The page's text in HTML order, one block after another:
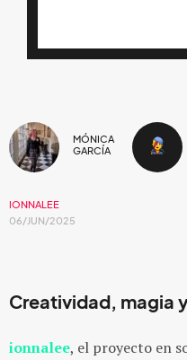
MÓNICA
GARCÍA
IONNALEE
06/JUN/2025
Creatividad, magia
ionnalee, el proyecto en